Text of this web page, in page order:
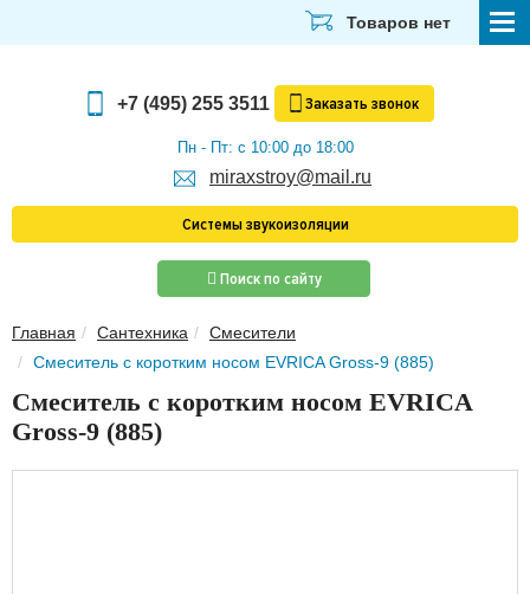
ЭЛЕКТРИКА И ОСВЕЩЕНИЕ
ЗВУКОИЗОЛЯЦИЯ
О компании
Товаров нет
+7 (495) 255 3511 Заказать звонок
Пн - Пт: с 10:00 до 18:00
miraxstroy@mail.ru
Системы звукоизоляции
Поиск по сайту
Главная Сантехника
Смесители
Смеситель с коротким носом EVRICA Gross-9 (885)
Смеситель с коротким носом EVRICA
Gross-9 (885)